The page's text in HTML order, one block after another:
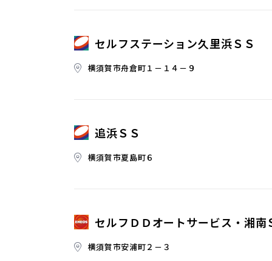
セルフステーション久里浜ＳＳ
横須賀市舟倉町１－１４－９
追浜ＳＳ
横須賀市夏島町６
セルフＤＤオートサービス・湘南
横須賀市安浦町２－３